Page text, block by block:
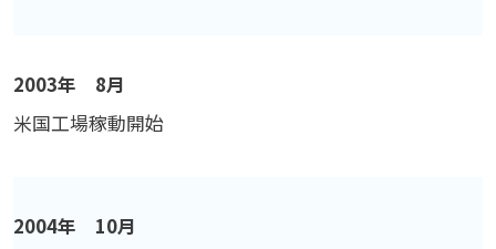
2003年 8月
米国工場稼動開始
2004年 10月